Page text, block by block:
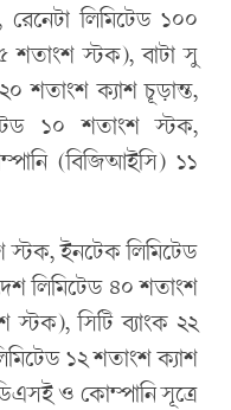
লিমিটেড ১০০
শতাংশ স্টক), বাটা সু
শতাংশ ক্যাশ চূড়ান্ত,
১০ শতাংশ স্টক,
(বিজিআইসি) ১১
স্টক, ইনটেক লিমিটেড
লিমিটেড ৪০ শতাংশ
সিটি ব্যাংক ২২
১২ শতাংশ ক্যাশ
ও কোম্পানি সূত্রে